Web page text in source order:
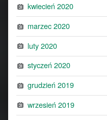
kwiecień 2020
marzec 2020
luty 2020
styczeń 2020
grudzień 2019
wrzesień 2019